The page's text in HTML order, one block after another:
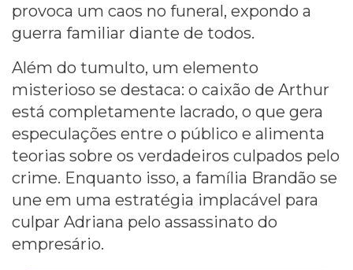
provoca um caos no funeral, expondo a
guerra familiar diante de todos.
Além do tumulto, um elemento
misterioso se destaca: o caixão de Arthur
está completamente lacrado, o que gera
especulações entre o público e alimenta
teorias sobre os verdadeiros culpados pelo
crime. Enquanto isso, a família Brandão se
une em uma estratégia implacável para
culpar Adriana pelo assassinato do
empresário.